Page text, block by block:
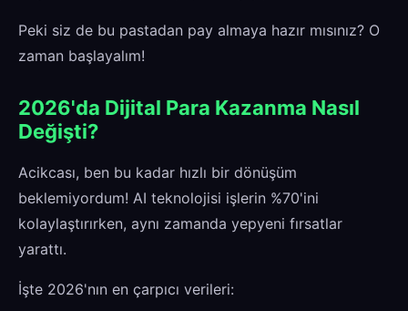
Peki siz de bu pastadan pay almaya hazır mısınız? O
zaman başlayalım!
2026'da Dijital Para Kazanma Nasıl
Değişti?
Acikcası, ben bu kadar hızlı bir dönüşüm
beklemiyordum! AI teknolojisi işlerin %70'ini
kolaylaştırırken, aynı zamanda yepyeni fırsatlar
yarattı.
İşte 2026'nın en çarpıcı verileri: